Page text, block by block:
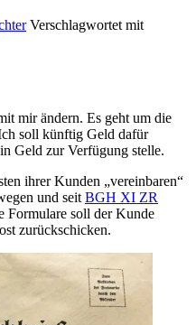
Verschlagwortet mit
mir ändern. Es geht um die
soll künftig Geld dafür
Geld zur Verfügung stelle.
ihrer Kunden „vereinbaren“
und seit BGH XI ZR
Formulare soll der Kunde
zurückschicken.